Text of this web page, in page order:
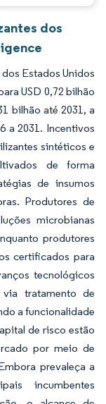
dos
Estados Unidos
USD 0,72 bilhão
bilhão até 2031, a
a 2031. Incentivos
sintéticos e
de forma
de insumos
Produtores de
microbianas
produtores
certificados para
tecnológicos
tratamento de
a funcionalidade
de risco estão
por meio de
prevaleça a
incumbentes